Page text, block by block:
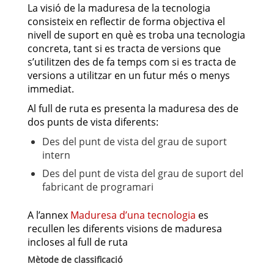
La visió de la maduresa de la tecnologia
consisteix en reflectir de forma objectiva el
nivell de suport en què es troba una tecnologia
concreta, tant si es tracta de versions que
s’utilitzen des de fa temps com si es tracta de
versions a utilitzar en un futur més o menys
immediat.
Al full de ruta es presenta la maduresa des de
dos punts de vista diferents:
Des del punt de vista del grau de suport
intern
Des del punt de vista del grau de suport del
fabricant de programari
A l’annex Maduresa d’una tecnologia es
recullen les diferents visions de maduresa
incloses al full de ruta
Mètode de classificació